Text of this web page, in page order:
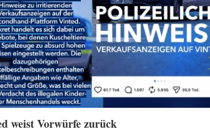
weist Vorwürfe zurück